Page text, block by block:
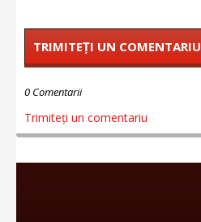
TRIMITEȚI UN COMENTARIU
0 Comentarii
Trimiteți un comentariu